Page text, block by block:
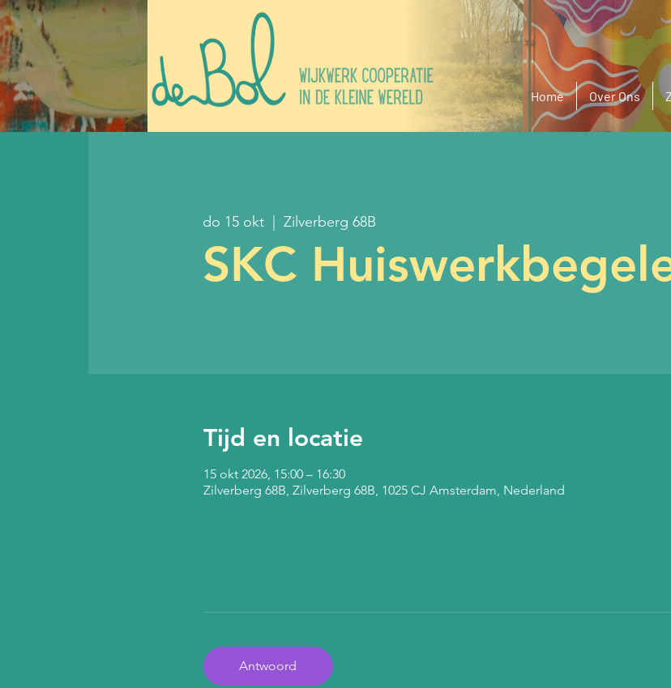
Home Over Ons
do 15 okt
  |
Zilverberg 68B
SKC
Tijd en locatie
15 okt 2026, 15:00 – 16:30
Zilverberg 68B, Zilverberg 68B, 1025 CJ Amsterdam, Nederland
Antwoord